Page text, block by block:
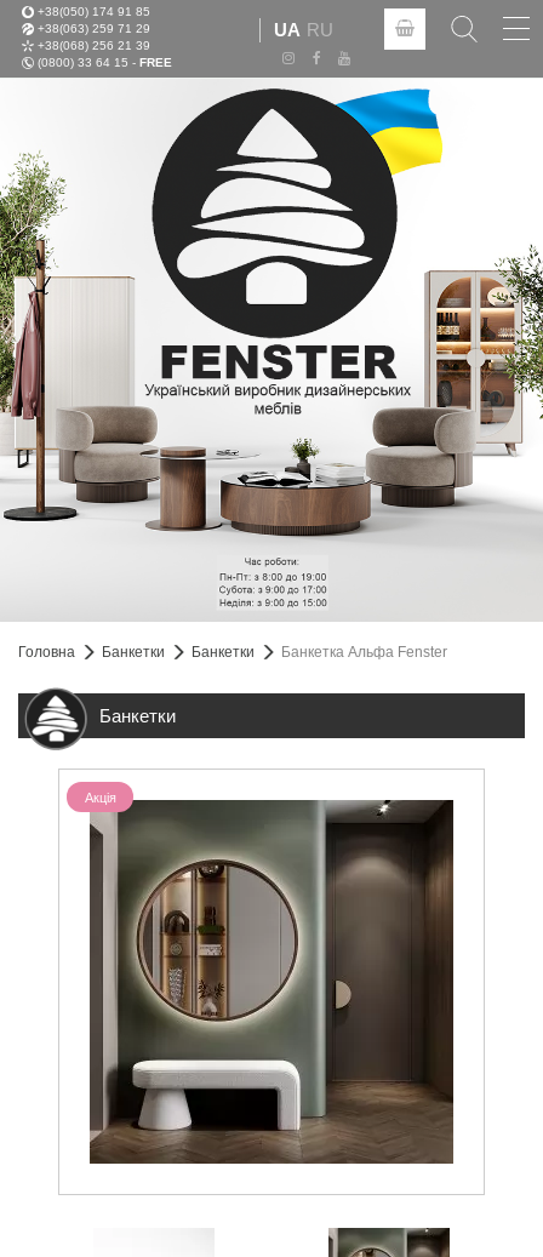
+38(050) 174 91 85
+38(063) 259 71 29
+38(068) 256 21 39
(0800) 33 64 15 - FREE
UA RU
Головна Банкетки Банкетки Банкетка Альфа Fenster
Банкетки
Акція